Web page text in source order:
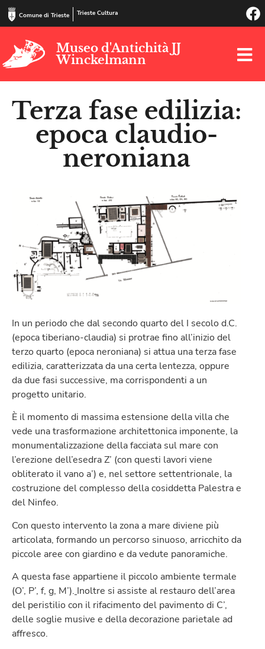
Comune di Trieste Trieste Cultura
Museo d'Antichità JJ
Winckelmann
Terza fase edilizia:
epoca claudio-
neroniana
In un periodo che dal secondo quarto del I secolo d.C.
(epoca tiberiano-claudia) si protrae fino all’inizio del
terzo quarto (epoca neroniana) si attua una terza fase
edilizia, caratterizzata da una certa lentezza, oppure
da due fasi successive, ma corrispondenti a un
progetto unitario.
È il momento di massima estensione della villa che
vede una trasformazione architettonica imponente, la
monumentalizzazione della facciata sul mare con
l’erezione dell’esedra Z’ (con questi lavori viene
obliterato il vano a’) e, nel settore settentrionale, la
costruzione del complesso della cosiddetta Palestra e
del Ninfeo.
Con questo intervento la zona a mare diviene più
articolata, formando un percorso sinuoso, arricchito da
piccole aree con giardino e da vedute panoramiche.
A questa fase appartiene il piccolo ambiente termale
(O’, P’, f, g, M’). Inoltre si assiste al restauro dell’area
del peristilio con il rifacimento del pavimento di C’,
delle soglie musive e della decorazione parietale ad
affresco.